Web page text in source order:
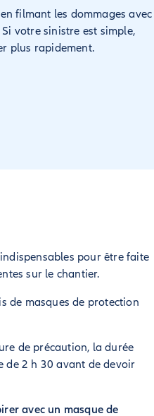
filmant les dommages avec
votre sinistre est simple,
plus rapidement.
pour être faite
sur le chantier.
de masques de protection
de précaution, la durée
de 2 h 30 avant de devoir
avec un masque de